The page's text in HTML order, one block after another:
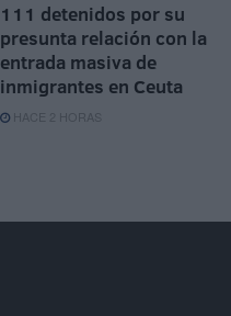
111 detenidos por su
presunta relación con la
entrada masiva de
inmigrantes en Ceuta
HACE 2 HORAS